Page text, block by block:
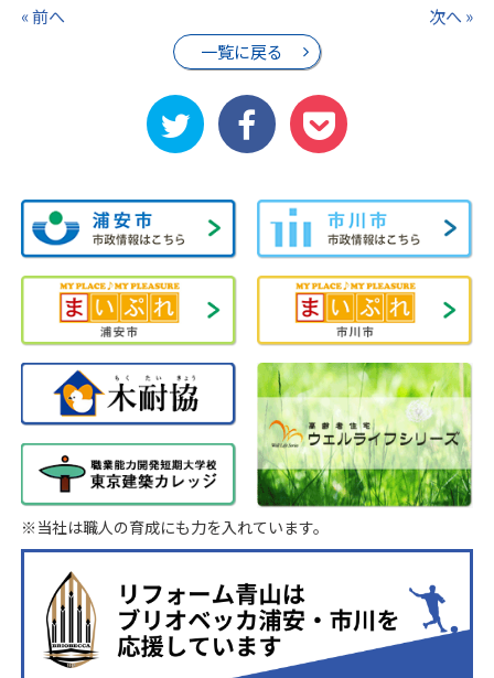
« 前へ
一覧に戻る
次へ »
※当社は職人の育成にも力を入れています。